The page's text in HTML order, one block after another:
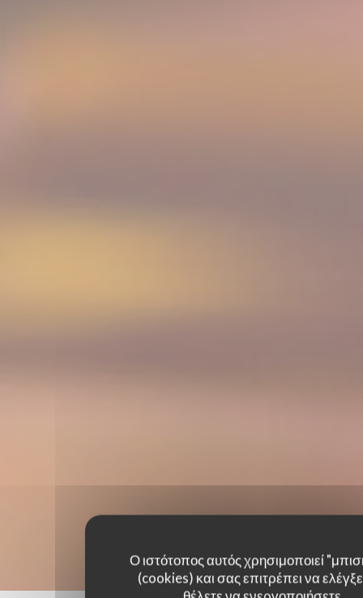
Ο ιστότοπος αυτός χρησιμοποιεί
(cookies) και σας επιτρέπει να